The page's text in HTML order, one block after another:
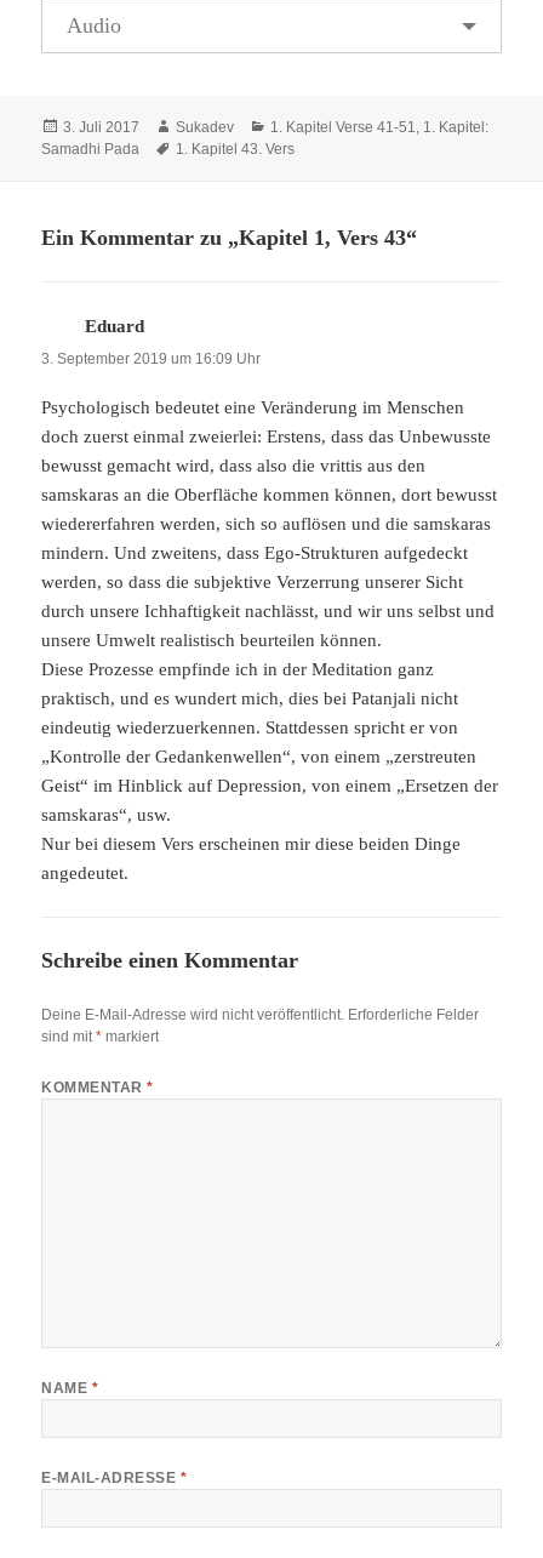
Audio
Veröffentlicht
am
3. Juli 2017 Autor
Sukadev Kategorien
1. Kapitel Verse 41-51, 1. Kapitel:
Samadhi Pada
Schlagwörter
1. Kapitel 43. Vers
Ein Kommentar zu „Kapitel 1, Vers 43“
Eduard
3. September 2019 um 16:09 Uhr
Psychologisch bedeutet eine Veränderung im Menschen
doch zuerst einmal zweierlei: Erstens, dass das Unbewusste
bewusst gemacht wird, dass also die vrittis aus den
samskaras an die Oberfläche kommen können, dort bewusst
wiedererfahren werden, sich so auflösen und die samskaras
mindern. Und zweitens, dass Ego-Strukturen aufgedeckt
werden, so dass die subjektive Verzerrung unserer Sicht
durch unsere Ichhaftigkeit nachlässt, und wir uns selbst und
unsere Umwelt realistisch beurteilen können.
Diese Prozesse empfinde ich in der Meditation ganz
praktisch, und es wundert mich, dies bei Patanjali nicht
eindeutig wiederzuerkennen. Stattdessen spricht er von
„Kontrolle der Gedankenwellen“, von einem „zerstreuten
Geist“ im Hinblick auf Depression, von einem „Ersetzen der
samskaras“, usw.
Nur bei diesem Vers erscheinen mir diese beiden Dinge
angedeutet.
Schreibe einen Kommentar
Deine E-Mail-Adresse wird nicht veröffentlicht. Erforderliche Felder
sind mit* markiert
KOMMENTAR*
NAME *
E-MAIL-ADRESSE *